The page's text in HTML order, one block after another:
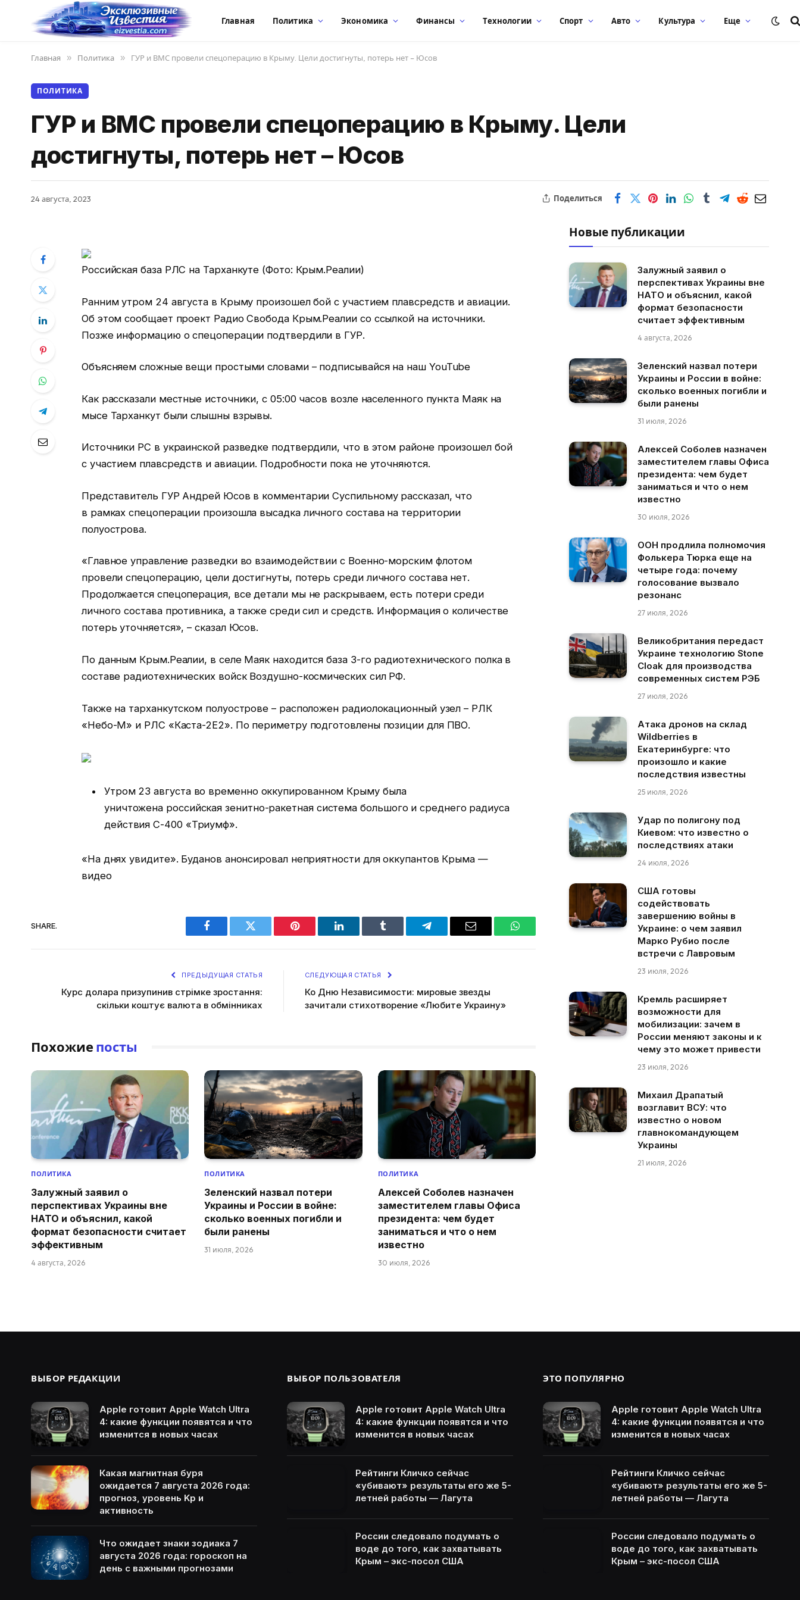
Главная Политика Экономика Финансы Технологии Спорт Авто Культура Еще
Главная » Политика » ГУР и ВМС провели спецоперацию в Крыму. Цели достигнуты, потерь нет – Юсов
ПОЛИТИКА
ГУР и ВМС провели спецоперацию в Крыму. Цели
достигнуты, потерь нет – Юсов
24 августа, 2023 Поделиться
Российская база РЛС на Тарханкуте (Фото: Крым.Реалии)
Ранним утром 24 августа в Крыму произошел бой с участием плавсредств и авиации.
Об этом сообщает проект Радио Свобода Крым.Реалии со ссылкой на источники.
Позже информацию о спецоперации подтвердили в ГУР.
Объясняем сложные вещи простыми словами – подписывайся на наш YouTube
Как рассказали местные источники, с 05:00 часов возле населенного пункта Маяк на
мысе Тарханкут были слышны взрывы.
Источники РС в украинской разведке подтвердили, что в этом районе произошел бой
с участием плавсредств и авиации. Подробности пока не уточняются.
Представитель ГУР Андрей Юсов в комментарии Суспильному рассказал, что
в рамках спецоперации произошла высадка личного состава на территории
полуострова.
«Главное управление разведки во взаимодействии с Военно-морским флотом
провели спецоперацию, цели достигнуты, потерь среди личного состава нет.
Продолжается спецоперация, все детали мы не раскрываем, есть потери среди
личного состава противника, а также среди сил и средств. Информация о количестве
потерь уточняется», – сказал Юсов.
По данным Крым.Реалии, в селе Маяк находится база 3-го радиотехнического полка в
составе радиотехнических войск Воздушно-космических сил РФ.
Также на тарханкутском полуострове – расположен радиолокационный узел – РЛК
«Небо-М» и РЛС «Каста-2Е2». По периметру подготовлены позиции для ПВО.
Утром 23 августа во временно оккупированном Крыму была
уничтожена российская зенитно-ракетная система большого и среднего радиуса
действия С-400 «Триумф».
«На днях увидите». Буданов анонсировал неприятности для оккупантов Крыма —
видео
SHARE.
Facebook Twitter Pinterest LinkedIn Tumblr Telegram Email WhatsApp
ПРЕДЫДУЩАЯ СТАТЬЯ
Курс долара призупинив стрімке зростання:
скільки коштує валюта в обмінниках
СЛЕДУЮЩАЯ СТАТЬЯ
Ко Дню Независимости: мировые звезды
зачитали стихотворение «Любите Украину»
Похожие посты
ПОЛИТИКА
Залужный заявил о
перспективах Украины вне
НАТО и объяснил, какой
формат безопасности считает
эффективным
4 августа, 2026
ПОЛИТИКА
Зеленский назвал потери
Украины и России в войне:
сколько военных погибли и
были ранены
31 июля, 2026
ПОЛИТИКА
Алексей Соболев назначен
заместителем главы Офиса
президента: чем будет
заниматься и что о нем
известно
30 июля, 2026
Новые публикации
Залужный заявил о
перспективах Украины вне
НАТО и объяснил, какой
формат безопасности
считает эффективным
4 августа, 2026
Зеленский назвал потери
Украины и России в войне:
сколько военных погибли и
были ранены
31 июля, 2026
Алексей Соболев назначен
заместителем главы Офиса
президента: чем будет
заниматься и что о нем
известно
30 июля, 2026
ООН продлила полномочия
Фолькера Тюрка еще на
четыре года: почему
голосование вызвало
резонанс
27 июля, 2026
Великобритания передаст
Украине технологию Stone
Cloak для производства
современных систем РЭБ
27 июля, 2026
Атака дронов на склад
Wildberries в
Екатеринбурге: что
произошло и какие
последствия известны
25 июля, 2026
Удар по полигону под
Киевом: что известно о
последствиях атаки
24 июля, 2026
США готовы
содействовать
завершению войны в
Украине: о чем заявил
Марко Рубио после
встречи с Лавровым
23 июля, 2026
Кремль расширяет
возможности для
мобилизации: зачем в
России меняют законы и к
чему это может привести
23 июля, 2026
Михаил Драпатый
возглавит ВСУ: что
известно о новом
главнокомандующем
Украины
21 июля, 2026
ВЫБОР РЕДАКЦИИ
Apple готовит Apple Watch Ultra
4: какие функции появятся и что
изменится в новых часах
Какая магнитная буря
ожидается 7 августа 2026 года:
прогноз, уровень Kp и
активность
Что ожидает знаки зодиака 7
августа 2026 года: гороскоп на
день с важными прогнозами
ВЫБОР ПОЛЬЗОВАТЕЛЯ
Apple готовит Apple Watch Ultra
4: какие функции появятся и что
изменится в новых часах
Рейтинги Кличко сейчас
«убивают» результаты его же 5-
летней работы — Лагута
России следовало подумать о
воде до того, как захватывать
Крым – экс-посол США
ЭТО ПОПУЛЯРНО
Apple готовит Apple Watch Ultra
4: какие функции появятся и что
изменится в новых часах
Рейтинги Кличко сейчас
«убивают» результаты его же 5-
летней работы — Лагута
России следовало подумать о
воде до того, как захватывать
Крым – экс-посол США